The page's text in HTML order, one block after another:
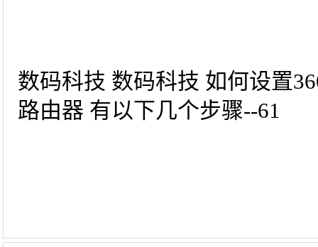
数码科技 数码科技 如何设置
路由器 有以下几个步骤--61